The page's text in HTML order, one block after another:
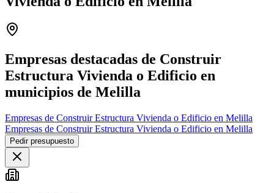
−
Empresas destacadas de Construir
Estructura Vivienda o Edificio en
municipios de Melilla
Empresas de Construir Estructura Vivienda o Edificio en Melilla
Empresas de Construir Estructura Vivienda o Edificio en Melilla
Pedir presupuesto